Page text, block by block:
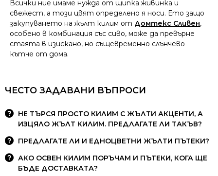
Всички ние имаме нужда от щипка живинка и
свежест, а този цвят определено я носи. Ето защо
закупуването на жълт килим от Домтекс Сливен,
особено в комбинация със сиво, може да превърне
стаята в изискано, но същевременно слънчево
кътче от дома.
ЧЕСТО ЗАДАВАНИ ВЪПРОСИ
НЕ ТЪРСЯ ПРОСТО КИЛИМ С ЖЪЛТИ АКЦЕНТИ, А
ИЗЦЯЛО ЖЪЛТ КИЛИМ. ПРЕДЛАГАТЕ ЛИ ТАКЪВ?
ПРЕДЛАГАТЕ ЛИ И ЕДНОЦВЕТНИ ЖЪЛТИ ПЪТЕКИ?
АКО ОСВЕН КИЛИМ ПОРЪЧАМ И ПЪТЕКИ, КОГА ЩЕ
БЪДЕ ДОСТАВКАТА?